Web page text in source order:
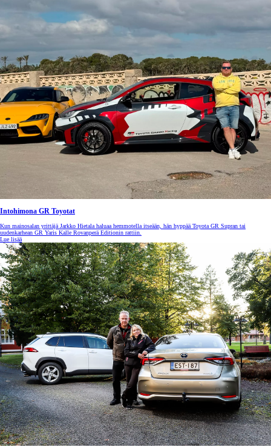
Intohimona GR Toyotat
Kun mainosalan yrittäjä Jarkko Hietala haluaa hemmotella itseään, hän hyppää Toyota GR Supran tai
uudenkarhean GR Yaris Kalle Rovanperä Editionin rattiin.
Lue lisää